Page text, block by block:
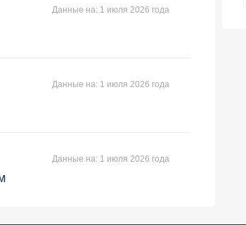
Данные на: 1 июля 2026 года
Данные на: 1 июля 2026 года
Данные на: 1 июля 2026 года